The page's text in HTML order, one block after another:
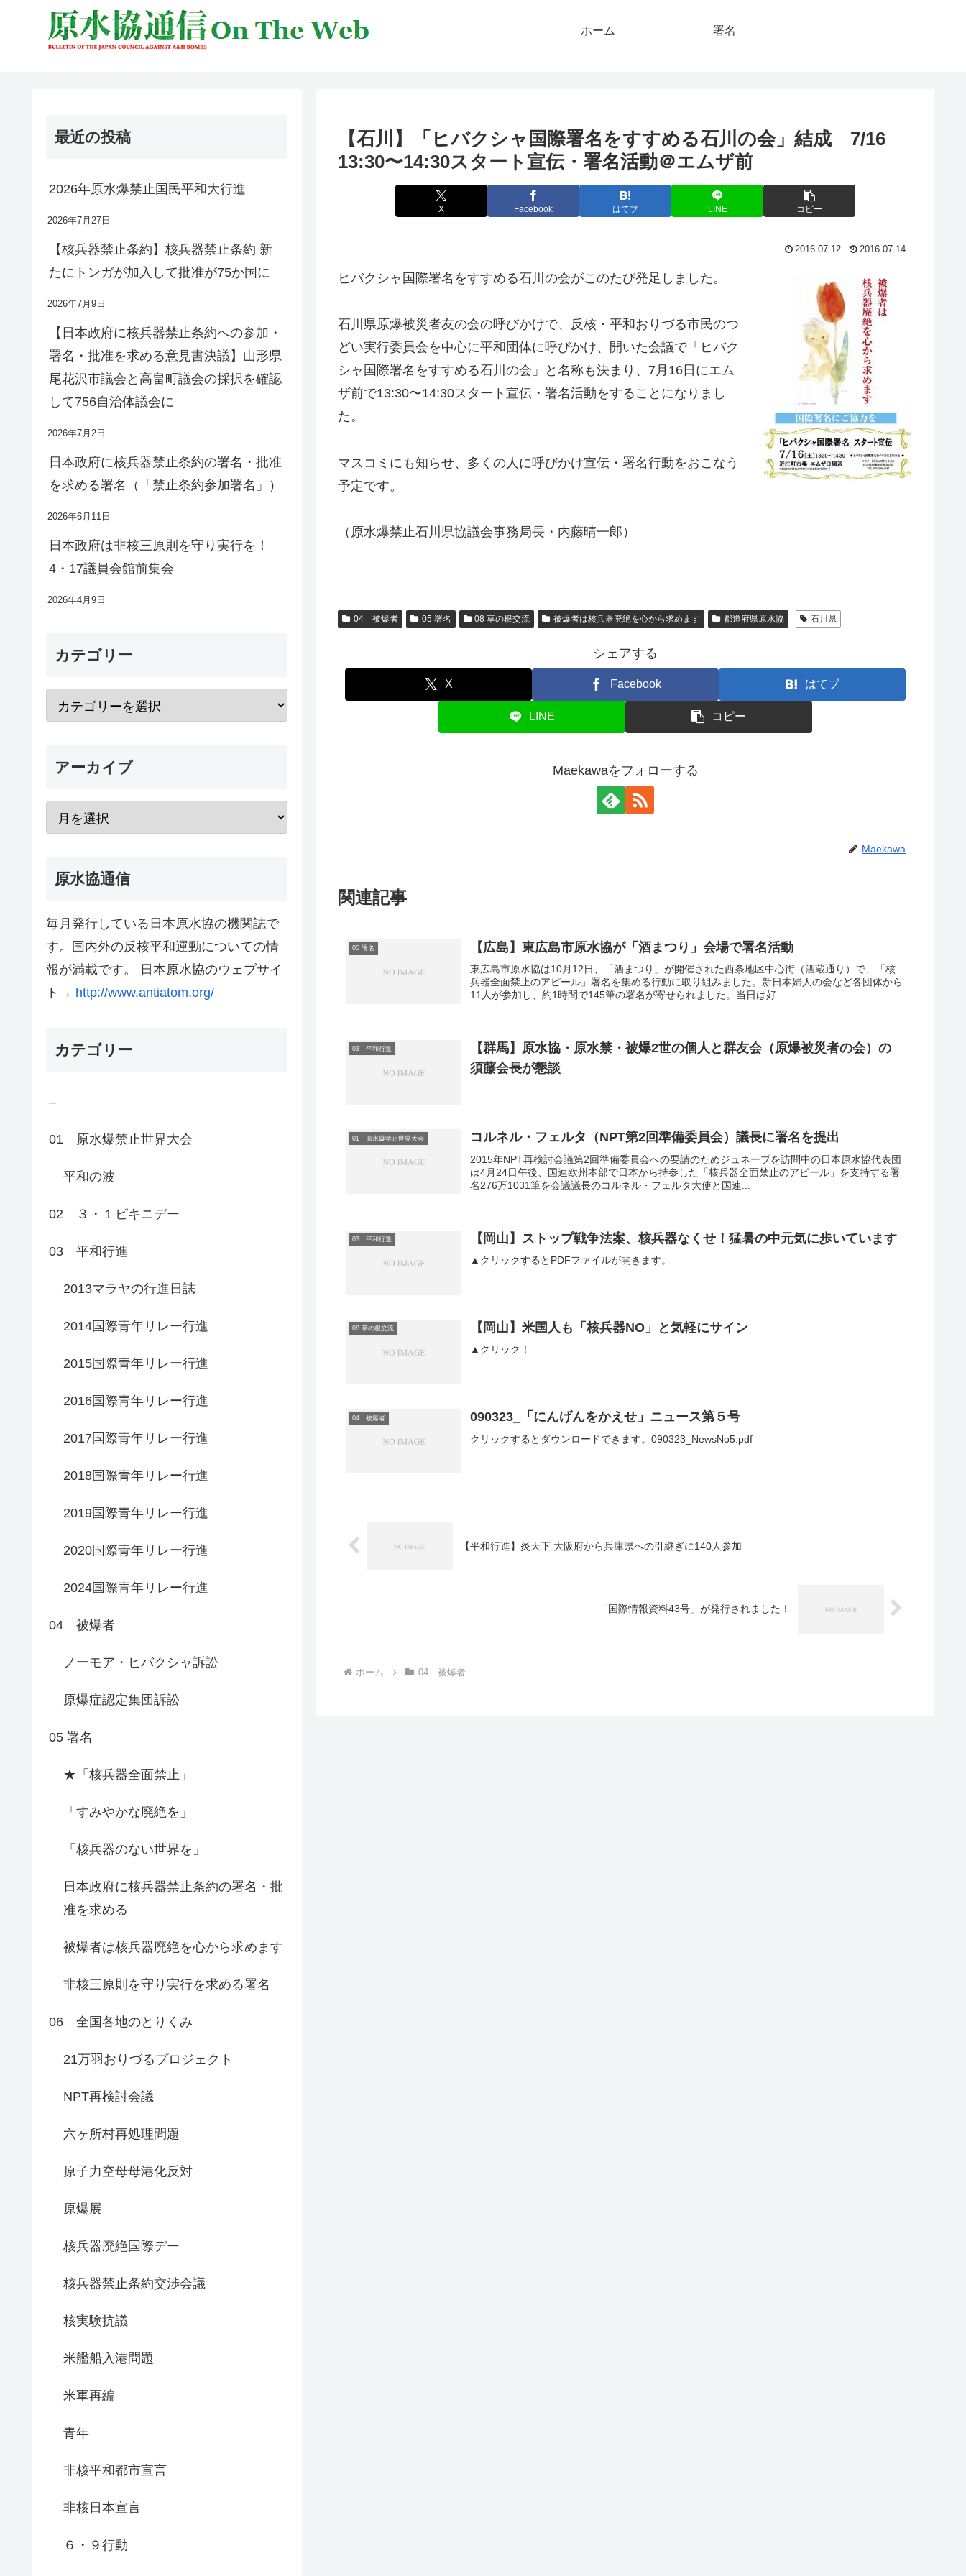
ホーム 署名
【石川】「ヒバクシャ国際署名をすすめる石川の会」結成 7/16
13:30〜14:30スタート宣伝・署名活動＠エムザ前
X Facebook はてブ LINE コピー
2016.07.12 2016.07.14
ヒバクシャ国際署名をすすめる石川の会がこのたび発足しました。
石川県原爆被災者友の会の呼びかけで、反核・平和おりづる市民のつ
どい実行委員会を中心に平和団体に呼びかけ、開いた会議で「ヒバク
シャ国際署名をすすめる石川の会」と名称も決まり、7月16日にエム
ザ前で13:30〜14:30スタート宣伝・署名活動をすることになりまし
た。
マスコミにも知らせ、多くの人に呼びかけ宣伝・署名行動をおこなう
予定です。
（原水爆禁止石川県協議会事務局長・内藤晴一郎）
04 被爆者 05 署名 08 草の根交流 被爆者は核兵器廃絶を心から求めます 都道府県原水協 石川県
シェアする
X Facebook はてブ
LINE コピー
Maekawaをフォローする
Maekawa
関連記事
05 署名 【広島】東広島市原水協が「酒まつり」会場で署名活動
東広島市原水協は10月12日、「酒まつり」が開催された西条地区中心街（酒蔵通り）で、「核
兵器全面禁止のアピール」署名を集める行動に取り組みました。新日本婦人の会など各団体から
11人が参加し、約1時間で145筆の署名が寄せられました。当日は好...
03 平和行進
【群馬】原水協・原水禁・被爆2世の個人と群友会（原爆被災者の会）の
須藤会長が懇談
01 原水爆禁止世界大会 コルネル・フェルタ（NPT第2回準備委員会）議長に署名を提出
2015年NPT再検討会議第2回準備委員会への要請のためジュネーブを訪問中の日本原水協代表団
は4月24日午後、国連欧州本部で日本から持参した「核兵器全面禁止のアピール」を支持する署
名276万1031筆を会議議長のコルネル・フェルタ大使と国連...
03 平和行進 【岡山】ストップ戦争法案、核兵器なくせ！猛暑の中元気に歩いています
▲クリックするとPDFファイルが開きます。
08 草の根交流 【岡山】米国人も「核兵器NO」と気軽にサイン
▲クリック！
04 被爆者 090323_「にんげんをかえせ」ニュース第５号
クリックするとダウンロードできます。090323_NewsNo5.pdf
【平和行進】炎天下 大阪府から兵庫県への引継ぎに140人参加
「国際情報資料43号」が発行されました！
ホーム 04 被爆者
最近の投稿
2026年原水爆禁止国民平和大行進
2026年7月27日
【核兵器禁止条約】核兵器禁止条約 新
たにトンガが加入して批准が75か国に
2026年7月9日
【日本政府に核兵器禁止条約への参加・
署名・批准を求める意見書決議】山形県
尾花沢市議会と高畠町議会の採択を確認
して756自治体議会に
2026年7月2日
日本政府に核兵器禁止条約の署名・批准
を求める署名（「禁止条約参加署名」）
2026年6月11日
日本政府は非核三原則を守り実行を！
4・17議員会館前集会
2026年4月9日
カテゴリー
アーカイブ
原水協通信
毎月発行している日本原水協の機関誌で
す。国内外の反核平和運動についての情
報が満載です。 日本原水協のウェブサイ
ト→ http://www.antiatom.org/
カテゴリー
–
01 原水爆禁止世界大会
平和の波
02 ３・１ビキニデー
03 平和行進
2013マラヤの行進日誌
2014国際青年リレー行進
2015国際青年リレー行進
2016国際青年リレー行進
2017国際青年リレー行進
2018国際青年リレー行進
2019国際青年リレー行進
2020国際青年リレー行進
2024国際青年リレー行進
04 被爆者
ノーモア・ヒバクシャ訴訟
原爆症認定集団訴訟
05 署名
★「核兵器全面禁止」
「すみやかな廃絶を」
「核兵器のない世界を」
日本政府に核兵器禁止条約の署名・批
准を求める
被爆者は核兵器廃絶を心から求めます
非核三原則を守り実行を求める署名
06 全国各地のとりくみ
21万羽おりづるプロジェクト
NPT再検討会議
六ヶ所村再処理問題
原子力空母母港化反対
原爆展
核兵器廃絶国際デー
核兵器禁止条約交渉会議
核実験抗議
米艦船入港問題
米軍再編
青年
非核平和都市宣言
非核日本宣言
６・９行動